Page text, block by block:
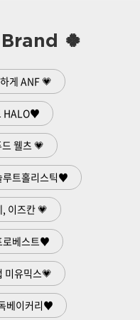
🍀
게 ANF 💗
HALO♥
웰츠 💗
루트홀리스틱♥
이즈칸 💗
로베스트♥
미유믹스💗
베이커리♥